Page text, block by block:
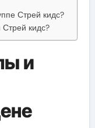
Стрей кидс?
кидс?
и